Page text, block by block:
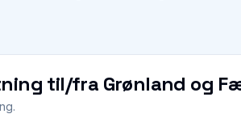
til/fra Grønland og